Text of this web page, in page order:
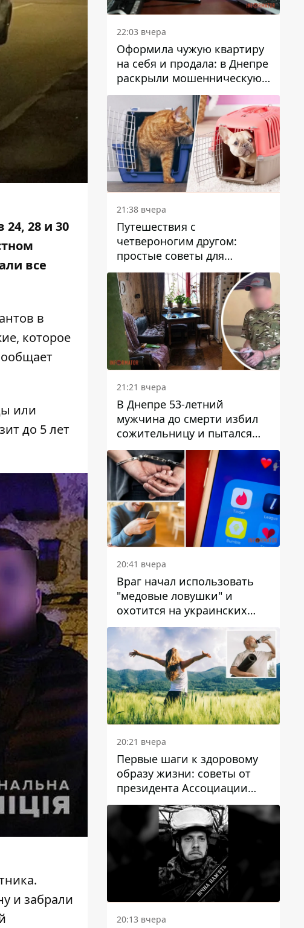
28 и 30
все
в
которое
или
до 5 лет
.
и забрали
22:03 вчера
Оформила чужую квартиру
на себя и продала: в Днепре
раскрыли мошенническую
схему с недвижимостью
21:38 вчера
Путешествия с
четвероногим другом:
простые советы для
поездок с животными
21:21 вчера
В Днепре 53-летний
мужчина до смерти избил
сожительницу и пытался
скрыть преступление:
детали
20:41 вчера
Враг начал использовать
"медовые ловушки" и
охотится на украинских
военнослужащих
20:21 вчера
Первые шаги к здоровому
образу жизни: советы от
президента Ассоциации
диетологов Украины
20:13 вчера